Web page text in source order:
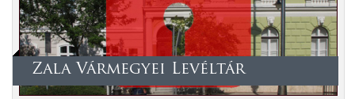
Zala Vármegyei Levéltár